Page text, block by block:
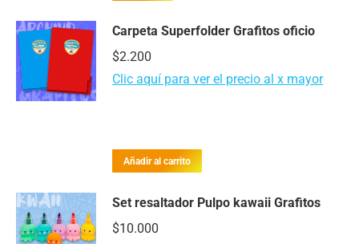
Carpeta Superfolder Grafitos oficio
$2.200
Clic aquí para ver el precio al x mayor
Añadir al carrito
Set resaltador Pulpo kawaii Grafitos
$10.000